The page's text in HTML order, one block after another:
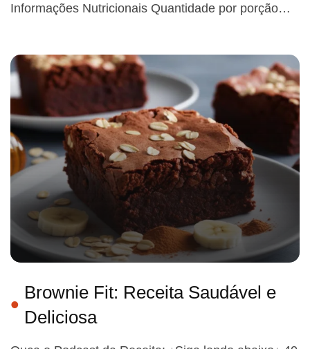
Informações Nutricionais Quantidade por porção…
Brownie Fit: Receita Saudável e
Deliciosa